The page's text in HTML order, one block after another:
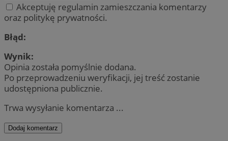
Akceptuję regulamin zamieszczania komentarzy
oraz politykę prywatności.
Błąd:
Wynik:
Opinia została pomyślnie dodana.
Po przeprowadzeniu weryfikacji, jej treść zostanie
udostępniona publicznie.
Trwa wysyłanie komentarza ...
Dodaj komentarz